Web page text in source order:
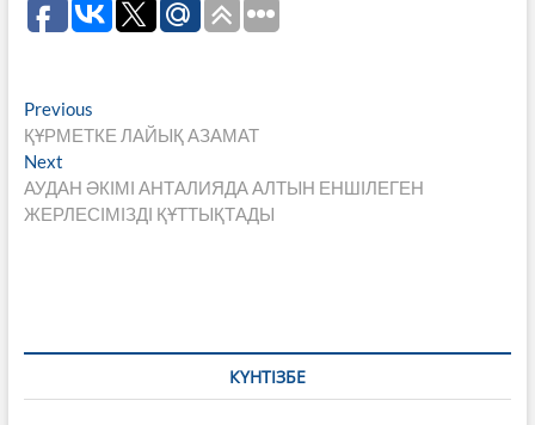
Навигация
по
записям
PreviousPrevious
post:
ҚҰРМЕТКЕ ЛАЙЫҚ АЗАМАТ
NextNext
post:
АУДАН ӘКІМІ АНТАЛИЯДА АЛТЫН ЕНШІЛЕГЕН
ЖЕРЛЕСІМІЗДІ ҚҰТТЫҚТАДЫ
КҮНТІЗБЕ